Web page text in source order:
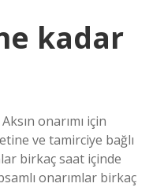
kadar
onarımı için
ve tamirciye bağlı
birkaç saat içinde
onarımlar birkaç